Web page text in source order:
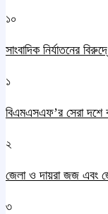
১০
সাংবাদিক নির্যাতনের
১
বিএমএসএফ’র সেরা দশে
২
জেলা ও দায়রা জজ এবং
৩